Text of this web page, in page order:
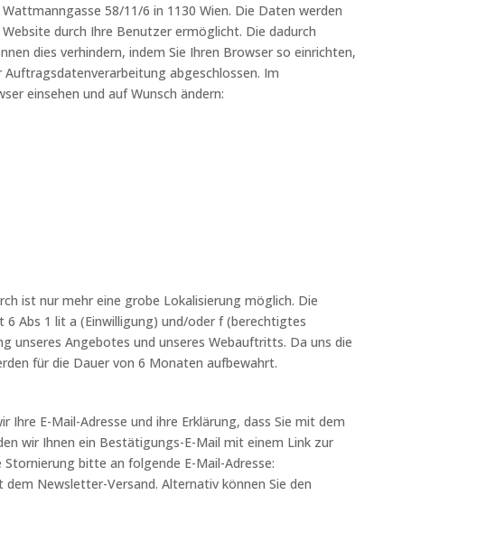
58/11/6 in 1130 Wien. Die Daten werden
durch Ihre Benutzer ermöglicht. Die dadurch
dies verhindern, indem Sie Ihren Browser so einrichten,
abgeschlossen. Im
einsehen und auf Wunsch ändern:
ist nur mehr eine grobe Lokalisierung möglich. Die
Abs 1 lit a (Einwilligung) und/oder f (berechtigtes
unseres Angebotes und unseres Webauftritts. Da uns die
für die Dauer von 6 Monaten aufbewahrt.
E-Mail-Adresse und ihre Erklärung, dass Sie mit dem
wir Ihnen ein Bestätigungs-E-Mail mit einem Link zur
bitte an folgende E-Mail-Adresse:
Newsletter-Versand. Alternativ können Sie den